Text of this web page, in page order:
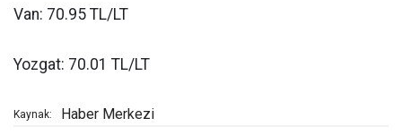
Van: 70.95 TL/LT
Yozgat: 70.01 TL/LT
Kaynak: Haber Merkezi